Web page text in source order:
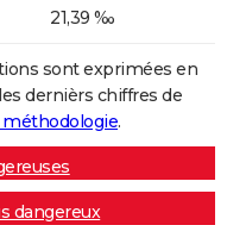
21,39 ‰
sont exprimées en
dernièrs chiffres de
méthodologie.
dangereux